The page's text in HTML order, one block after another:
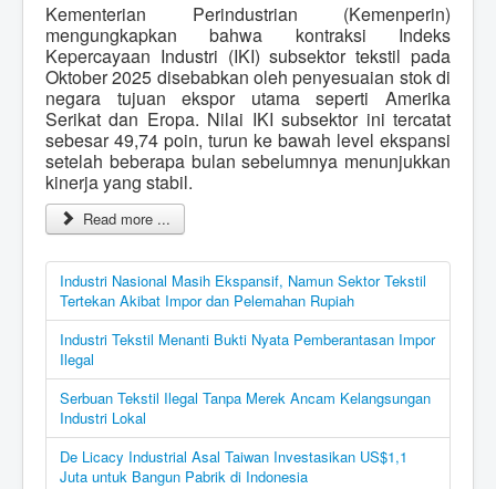
Kementerian Perindustrian (Kemenperin)
mengungkapkan bahwa kontraksi Indeks
Kepercayaan Industri (IKI) subsektor tekstil pada
Oktober 2025 disebabkan oleh penyesuaian stok di
negara tujuan ekspor utama seperti Amerika
Serikat dan Eropa. Nilai IKI subsektor ini tercatat
sebesar 49,74 poin, turun ke bawah level ekspansi
setelah beberapa bulan sebelumnya menunjukkan
kinerja yang stabil.
Read more ...
Industri Nasional Masih Ekspansif, Namun Sektor Tekstil
Tertekan Akibat Impor dan Pelemahan Rupiah
Industri Tekstil Menanti Bukti Nyata Pemberantasan Impor
Ilegal
Serbuan Tekstil Ilegal Tanpa Merek Ancam Kelangsungan
Industri Lokal
De Licacy Industrial Asal Taiwan Investasikan US$1,1
Juta untuk Bangun Pabrik di Indonesia